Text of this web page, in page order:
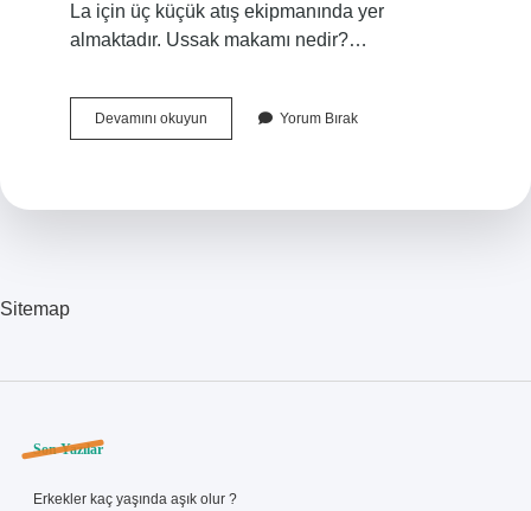
La için üç küçük atış ekipmanında yer
almaktadır. Ussak makamı nedir?…
Devamını okuyunSuzidil
Makamı
Yorum Bırak
Sitemap
Sidebar
Son Yazılar
Erkekler kaç yaşında aşık olur ?